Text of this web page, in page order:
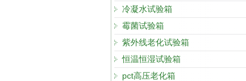
冷凝水试验箱
霉菌试验箱
紫外线老化试验箱
恒温恒湿试验箱
pct高压老化箱